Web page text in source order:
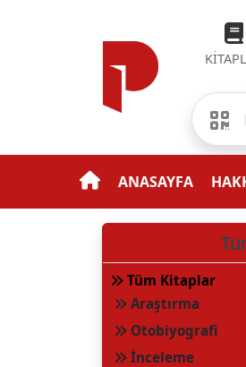
ANASAYFA
Tüm Kitaplar
Araştırma
Otobiyografi
İnceleme